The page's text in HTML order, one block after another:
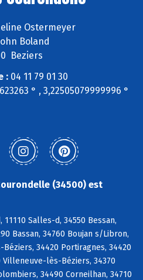
Ostermeyer
Boland
Beziers
:04 11 79 01 30
° , 3,22505079999996 °
(34500) est
11110 Salles-d, 34550 Bessan,
Bassan, 34760 Boujan s/Libron,
34420 Portiragnes, 34420
lès-Béziers, 34370
34490 Corneilhan, 34710